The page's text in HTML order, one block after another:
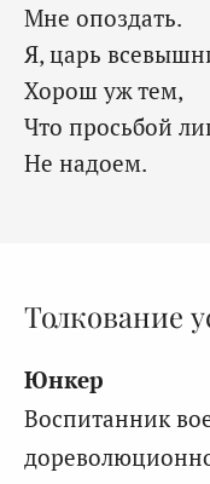
Мне опоздать.
Я, царь
Хорош уж тем,
Что просьбой
Не надоем.
Толкование
Юнкер
Воспитанник